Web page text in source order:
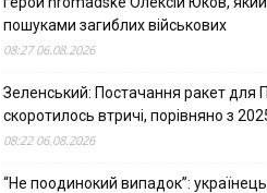
пошуками загиблих військових
08:27 06.08.2026
Зеленський: Постачання ракет для
скоротилось втричі, порівняно з
08:22 06.08.2026
“Не поодинокий випадок”: